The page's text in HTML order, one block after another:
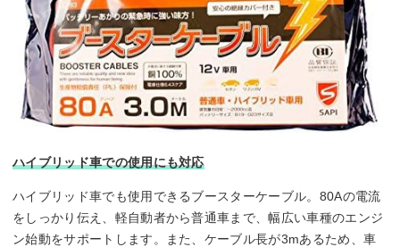
ハイブリッド車での使用にも対応
ハイブリッド車でも使用できるブースターケーブル。80Aの電流
をしっかり伝え、軽自動者から普通車まで、幅広い車種のエンジ
ン始動をサポートします。また、ケーブル長が3mあるため、車